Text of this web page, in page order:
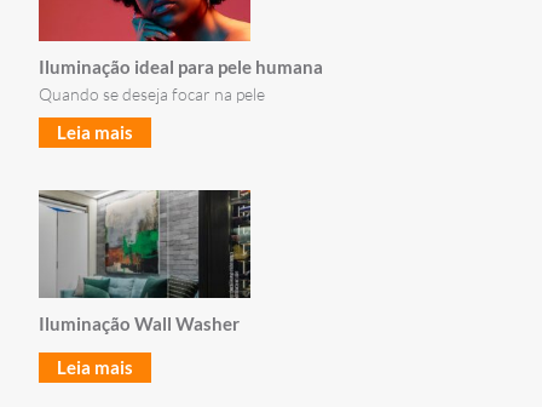
Iluminação ideal para pele humana
Quando se deseja focar na pele
Leia mais
Iluminação Wall Washer
Leia mais